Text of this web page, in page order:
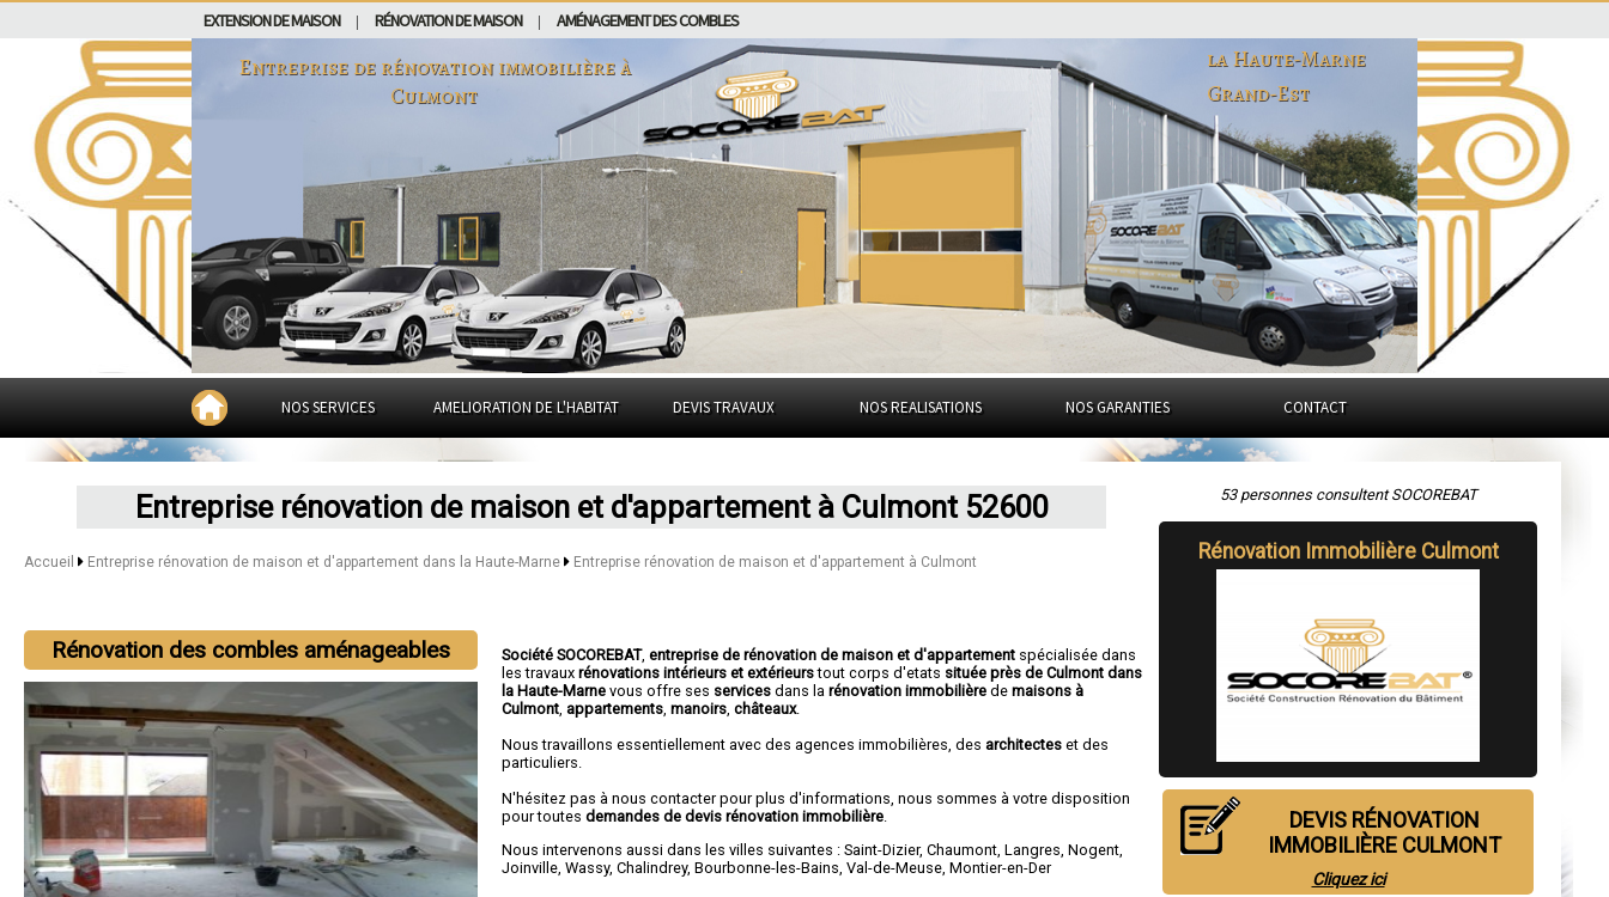
EXTENSION DE MAISON RÉNOVATION DE MAISON AMÉNAGEMENT DES COMBLES
Entreprise de rénovation immobilière à
Culmont
la Haute-Marne
Grand-Est
NOS SERVICES AMELIORATION DE L'HABITAT DEVIS TRAVAUX NOS REALISATIONS NOS GARANTIES CONTACT
Entreprise rénovation de maison et d'appartement à Culmont 52600
Accueil Entreprise rénovation de maison et d'appartement dans la Haute-Marne Entreprise rénovation de maison et d'appartement à Culmont
Rénovation des combles aménageables Société SOCOREBAT,entreprise de rénovation de maison et d'appartement spécialisée dans
les travauxrénovations intérieurs et extérieurstout corps d'etats située près de Culmont dans
la Haute-Marnevous offre ses services dans larénovation immobilière demaisons à
Culmont appartements ,manoirs ,châteaux.
Nous travaillons essentiellement avec des agences immobilières, des architectes et des
particuliers.
N'hésitez pas à nous contacter pour plus d'informations, nous sommes à votre disposition
pour toutesdemandes de devis rénovation immobilière
Nous intervenons aussi dans les villes suivantes :Saint-Dizier,Chaumont ,Langres ,Nogent
Joinville ,Wassy,Chalindrey,Bourbonne-les-Bains ,Val-de-Meuse ,Montier-en-Der
53 personnes consultent SOCOREBAT
Rénovation Immobilière Culmont
DEVIS RÉNOVATION
IMMOBILIÈRE CULMONT
Cliquez ici